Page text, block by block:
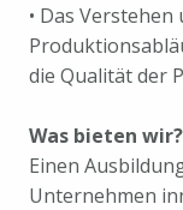
• Das
die Qualität der
Was bieten wir?
Einen
Unternehmen